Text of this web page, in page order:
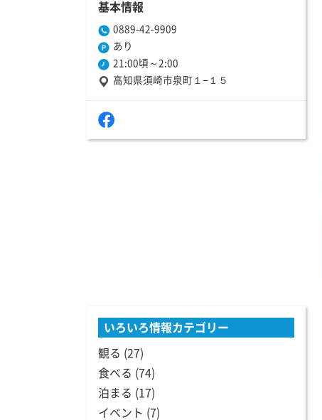
基本情報
0889-42-9909
あり
21:00頃～2:00
高知県須崎市泉町１−１５
いろいろ情報カテゴリー
観る (27)
食べる (74)
泊まる (17)
イベント (7)